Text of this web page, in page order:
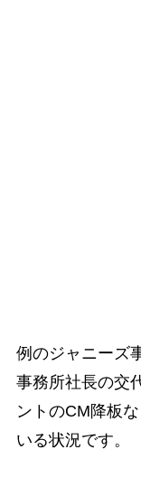
例のジャニーズ
事務所社長の交
ントのCM降板
いる状況です。